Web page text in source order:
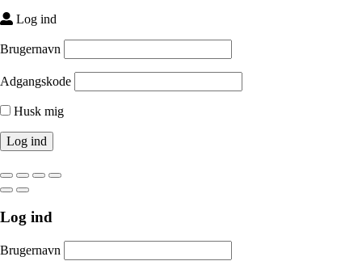
Log ind
Brugernavn
Adgangskode
Husk mig
Log ind
Brugernavn